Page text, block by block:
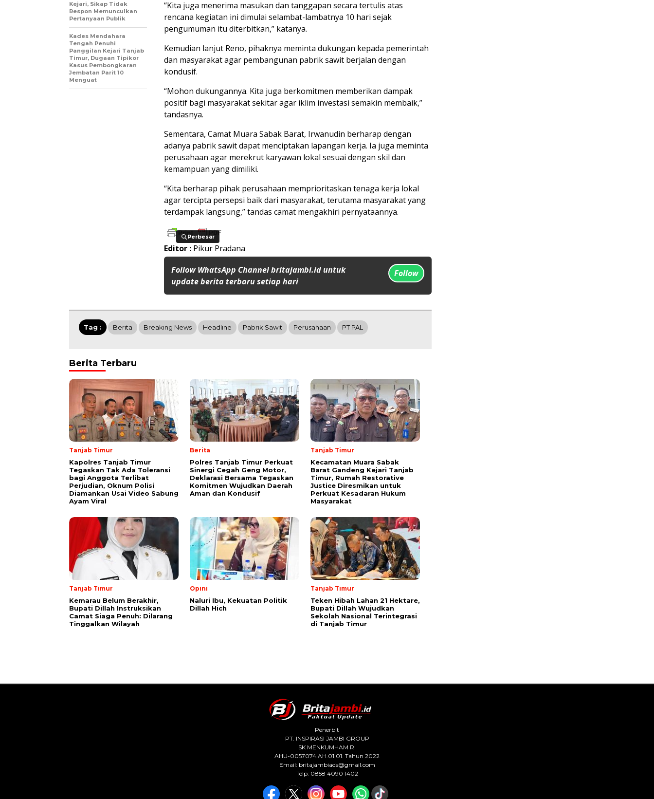
“Kita juga menerima masukan dan tanggapan secara tertulis atas
rencana kegiatan ini dimulai selambat-lambatnya 10 hari sejak
pengumuman itu diterbitkan,” katanya.
Kemudian lanjut Reno, pihaknya meminta dukungan kepada pemerintah
dan masyarakat agar pembangunan pabrik sawit berjalan dengan
kondusif.
“Mohon dukungannya. Kita juga berkomitmen memberikan dampak
positif bagi masyarakat sekitar agar iklim investasi semakin membaik,”
tandasnya.
Sementara, Camat Muara Sabak Barat, Irwanudin berharap dengan
adanya pabrik sawit dapat menciptakan lapangan kerja. Ia juga meminta
perusahaan agar merekrut karyawan lokal sesuai dengan skil dan
kemampuan yang dimiliki.
“Kita berharap pihak perusahaan memprioritaskan tenaga kerja lokal
agar tercipta persepsi baik dari masyarakat, terutama masyarakat yang
terdampak langsung,” tandas camat mengakhiri pernyataannya.
Perbesar
Perbesar
Editor : Pikur Pradana
Follow WhatsApp Channel britajambi.id untuk
update berita terbaru setiap hari
Follow
Kejari, Sikap Tidak
Respon Memunculkan
Pertanyaan Publik
Kades Mendahara
Tengah Penuhi
Panggilan Kejari Tanjab
Timur, Dugaan Tipikor
Kasus Pembongkaran
Jembatan Parit 10
Menguat
Tag : Berita Breaking News Headline Pabrik Sawit Perusahaan PT PAL
Berita Terbaru
Tanjab Timur
Kapolres Tanjab Timur
Tegaskan Tak Ada Toleransi
bagi Anggota Terlibat
Perjudian, Oknum Polisi
Diamankan Usai Video Sabung
Ayam Viral
Berita
Polres Tanjab Timur Perkuat
Sinergi Cegah Geng Motor,
Deklarasi Bersama Tegaskan
Komitmen Wujudkan Daerah
Aman dan Kondusif
Tanjab Timur
Kecamatan Muara Sabak
Barat Gandeng Kejari Tanjab
Timur, Rumah Restorative
Justice Diresmikan untuk
Perkuat Kesadaran Hukum
Masyarakat
Tanjab Timur
Kemarau Belum Berakhir,
Bupati Dillah Instruksikan
Camat Siaga Penuh: Dilarang
Tinggalkan Wilayah
Opini
Naluri Ibu, Kekuatan Politik
Dillah Hich
Tanjab Timur
Teken Hibah Lahan 21 Hektare,
Bupati Dillah Wujudkan
Sekolah Nasional Terintegrasi
di Tanjab Timur
Penerbit
PT. INSPIRASI JAMBI GROUP
SK MENKUMHAM RI
AHU-0057074.AH.01.01. Tahun 2022
Email: britajambiads@gmail.com
Telp: 0858 4090 1402